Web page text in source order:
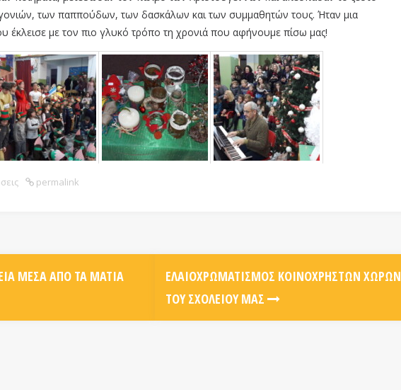
των παππούδων, των δασκάλων και των συμμαθητών τους. Ήταν μια
έκλεισε με τον πιο γλυκό τρόπο τη χρονιά που αφήνουμε πίσω μας!
permalink
ΜΈΣΑ ΑΠΌ ΤΑ ΜΆΤΙΑ
ΕΛΑΙΟΧΡΩΜΑΤΙΣΜΌΣ ΚΟΙΝΌΧΡΗΣΤΩΝ ΧΏΡΩΝ
ΤΟΥ ΣΧΟΛΕΊΟΥ ΜΑΣ